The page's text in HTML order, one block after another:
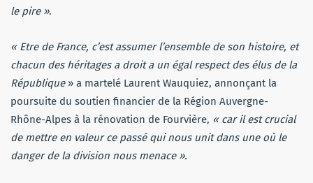
le pire ».
« Etre de France, c’est assumer l’ensemble de son histoire, et
chacun des héritages a droit a un égal respect des élus de la
République» a martelé Laurent Wauquiez, annonçant la
poursuite du soutien financier de la Région Auvergne-
Rhône-Alpes à la rénovation de Fourvière, « car il est crucial
de mettre en valeur ce passé qui nous unit dans une où le
danger de la division nous menace ».